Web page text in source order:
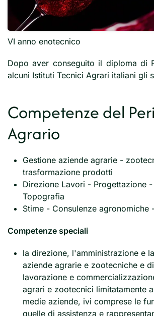
VI anno enotecnico
Dopo aver conseguito il diploma di
alcuni Istituti Tecnici Agrari italiani gli
Competenze del
Agrario
Gestione aziende agrarie -
trasformazione prodotti
Direzione Lavori - Progettazione
Topografia
Stime - Consulenze agronomiche
Competenze speciali
la direzione, l'amministrazione e
aziende agrarie e zootecniche e
lavorazione e
agrari e zootecnici limitatamente
medie aziende, ivi comprese le
quelle di assistenza e